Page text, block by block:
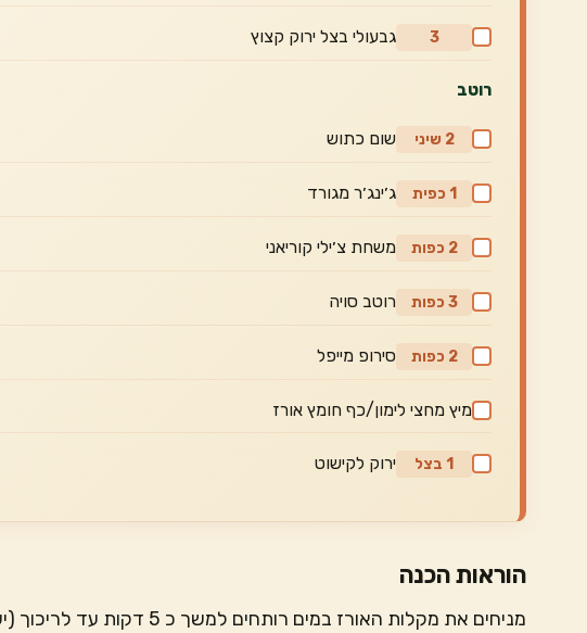
3 גבעולי בצל ירוק קצוץ
רוטב
2 שיני שום כתוש
1 כפית ג׳ינג׳ר מגורד
2 כפות משחת צ׳ילי קוריאני
3 כפות רוטב סויה
2 כפות סירופ מייפל
מיץ מחצי לימון/כף חומץ אורז
1 בצל ירוק לקישוט
הוראות הכנה
מניחים את מקלות האורז במים רותחים למשך כ 5 דקות עד לריכוך (יש הוראות על האריזה)